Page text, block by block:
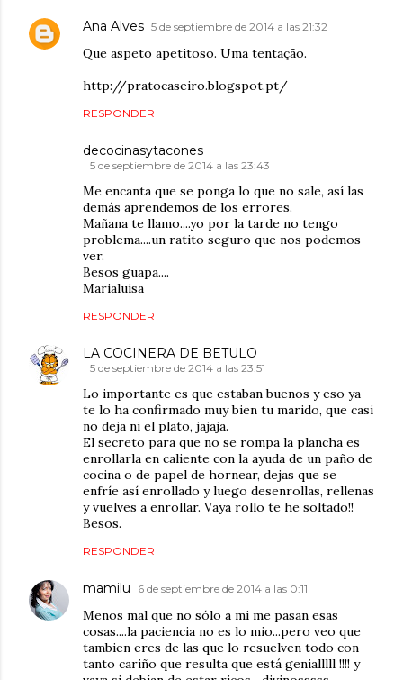
Ana Alves 5 de septiembre de 2014 a las 21:32
Que aspeto apetitoso. Uma tentação.
http://pratocaseiro.blogspot.pt/
RESPONDER
decocinasytacones
5 de septiembre de 2014 a las 23:43
Me encanta que se ponga lo que no sale, así las
demás aprendemos de los errores.
Mañana te llamo....yo por la tarde no tengo
problema....un ratito seguro que nos podemos
ver.
Besos guapa....
Marialuisa
RESPONDER
LA COCINERA DE BETULO
5 de septiembre de 2014 a las 23:51
Lo importante es que estaban buenos y eso ya
te lo ha confirmado muy bien tu marido, que casi
no deja ni el plato, jajaja.
El secreto para que no se rompa la plancha es
enrollarla en caliente con la ayuda de un paño de
cocina o de papel de hornear, dejas que se
enfríe así enrollado y luego desenrollas, rellenas
y vuelves a enrollar. Vaya rollo te he soltado!!
Besos.
RESPONDER
mamilu 6 de septiembre de 2014 a las 0:11
Menos mal que no sólo a mi me pasan esas
cosas....la paciencia no es lo mio...pero veo que
tambien eres de las que lo resuelven todo con
tanto cariño que resulta que está genialllll !!!! y